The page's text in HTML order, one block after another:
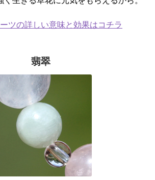
ツの詳しい意味と効果はコチラ
翡翠